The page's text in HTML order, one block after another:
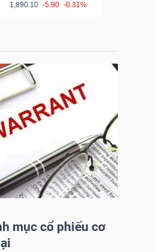
1,890.10 -5.90 -0.31%
mục cổ phiếu cơ